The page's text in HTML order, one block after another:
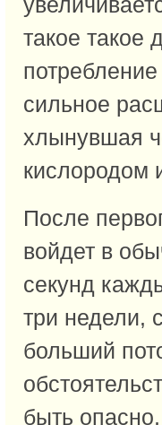
такое такое
сильное
хлынувшая
кислородом
После
войдет в
секунд
три недели,
больший
быть